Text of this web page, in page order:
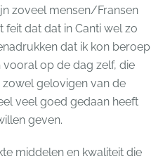
zoveel mensen/Fransen
feit dat dat in Canti wel zo
dat ik kon beroep
op de dag zelf, die
gelovigen van de
veel goed gedaan heeft
geven.
middelen en kwaliteit die